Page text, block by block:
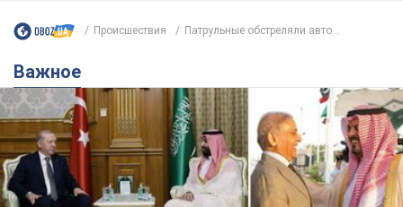
Происшествия Патрульные обстреляли авто...
Важное